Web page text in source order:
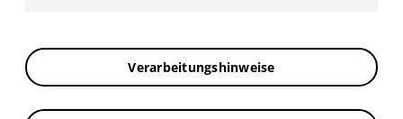
Verarbeitungshinweise